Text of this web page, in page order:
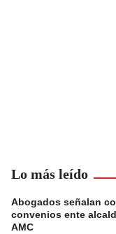
Lo más leído
Abogados señalan
convenios ente
AMC